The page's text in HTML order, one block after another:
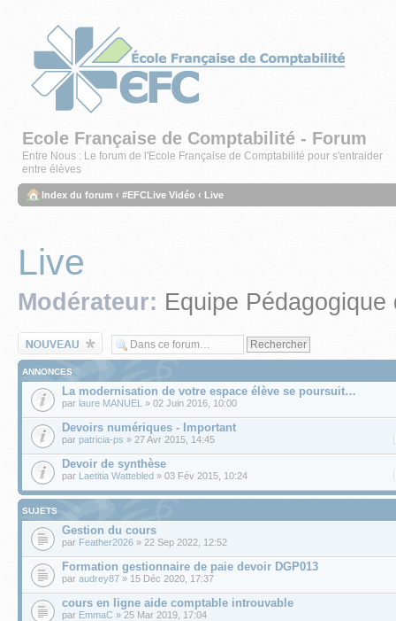
Ecole Française de Comptabilité - Forum
Entre Nous : Le forum de l'Ecole Française de Comptabilité pour s'entraider
entre élèves
Index du forum ‹ #EFCLive Vidéo ‹ Live
Live
Modérateur: Equipe Pédagogique
Écrire un nouveau
sujet
ANNONCES
La modernisation de votre espace élève se poursuit…
par laure MANUEL » 02 Juin 2016, 10:00
Devoirs numériques - Important
par patricia-ps » 27 Avr 2015, 14:45
Devoir de synthèse
par Laetitia Wattebled » 03 Fév 2015, 10:24
SUJETS
Gestion du cours
par Feather2026 » 22 Sep 2022, 12:52
Formation gestionnaire de paie devoir DGP013
par audrey87 » 15 Déc 2020, 17:37
cours en ligne aide comptable introuvable
par EmmaC » 25 Mar 2019, 17:04